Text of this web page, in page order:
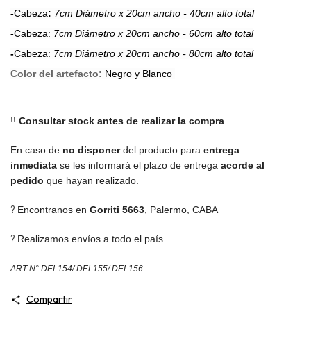
-Cabeza: 7cm Diámetro x 20cm ancho - 40cm alto total
-Cabeza: 7cm Diámetro x 20cm ancho - 60cm alto total
-Cabeza: 7cm Diámetro x 20cm ancho - 80cm alto total
Color del artefacto: Negro y Blanco
!! Consultar stock antes de realizar la compra
En caso de no disponerdel producto para entrega
inmediata se les informará el plazo de entrega acorde al
pedido que hayan realizado.
? Encontranos en Gorriti 5663, Palermo, CABA
? Realizamos envíos a todo el país
ART N° DEL154/ DEL155/ DEL156
Compartir